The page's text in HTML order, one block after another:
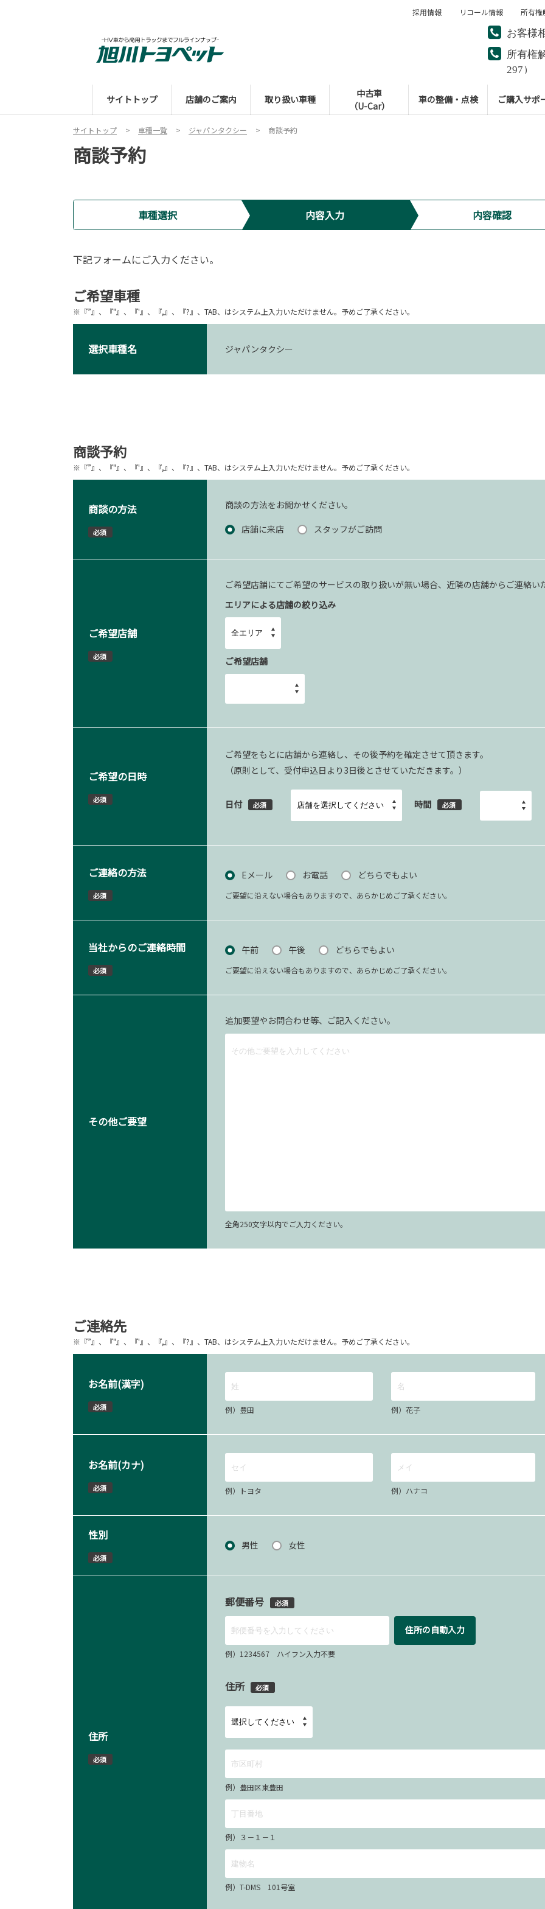
お客様
所有権
297）
サイトトップ 店舗のご案内 取り扱い車種
中古車
（U-Car）
車の整備・点検 ご購入サポ
採用情報 リコール情報 所有権
サイトトップ 車種一覧 ジャパンタクシー 商談予約
商談予約
車種選択 内容入力 内容確認
下記フォームにご入力ください。
ご希望車種
※『”』、『"』、『'』、『,』、『?』、TAB、はシステム上入力いただけません。予めご了承ください。
選択車種名 ジャパンタクシー
商談予約
※『”』、『"』、『'』、『,』、『?』、TAB、はシステム上入力いただけません。予めご了承ください。
商談の方法
必須
商談の方法をお聞かせください。
店舗に来店
スタッフがご訪問
ご希望店舗
必須
ご希望店舗にてご希望のサービスの取り扱いが無い場合、近隣の店舗からご連絡い
エリアによる店舗の絞り込み
ご希望店舗
ご希望の日時
必須
ご希望をもとに店舗から連絡し、その後予約を確定させて頂きます。
（原則として、受付申込日より3日後とさせていただきます。）
日付 必須 時間 必須
ご連絡の方法
必須
Eメール お電話 どちらでもよい
ご要望に沿えない場合もありますので、あらかじめご了承ください。
当社からのご連絡時間
必須
午前 午後 どちらでもよい
ご要望に沿えない場合もありますので、あらかじめご了承ください。
その他ご要望
追加要望やお問合わせ等、ご記入ください。
全角250文字以内でご入力ください。
ご連絡先
※『”』、『"』、『'』、『,』、『?』、TAB、はシステム上入力いただけません。予めご了承ください。
お名前(漢字)
必須 例）豊田 例）花子
お名前(カナ)
必須 例）トヨタ 例）ハナコ
性別
必須
男性 女性
住所
必須
郵便番号 必須
住所の自動入力
例）1234567 ハイフン入力不要
住所 必須
例）豊田区東豊田
例）３－１－１
例）T-DMS 101号室